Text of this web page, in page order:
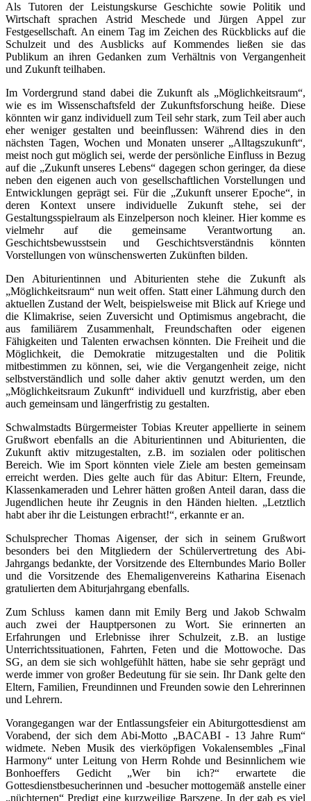
Als Tutoren der Leistungskurse Geschichte sowie Politik und
Wirtschaft sprachen Astrid Meschede und Jürgen Appel zur
Festgesellschaft. An einem Tag im Zeichen des Rückblicks auf die
Schulzeit und des Ausblicks auf Kommendes ließen sie das
Publikum an ihren Gedanken zum Verhältnis von Vergangenheit
und Zukunft teilhaben.
Im Vordergrund stand dabei die Zukunft als „Möglichkeitsraum“,
wie es im Wissenschaftsfeld der Zukunftsforschung heiße. Diese
könnten wir ganz individuell zum Teil sehr stark, zum Teil aber auch
eher weniger gestalten und beeinflussen: Während dies in den
nächsten Tagen, Wochen und Monaten unserer „Alltagszukunft“,
meist noch gut möglich sei, werde der persönliche Einfluss in Bezug
auf die „Zukunft unseres Lebens“ dagegen schon geringer, da diese
neben den eigenen auch von gesellschaftlichen Vorstellungen und
Entwicklungen geprägt sei. Für die „Zukunft unserer Epoche“, in
deren Kontext unsere individuelle Zukunft stehe, sei der
Gestaltungsspielraum als Einzelperson noch kleiner. Hier komme es
vielmehr auf die gemeinsame Verantwortung an.
Geschichtsbewusstsein und Geschichtsverständnis könnten
Vorstellungen von wünschenswerten Zukünften bilden.
Den Abiturientinnen und Abiturienten stehe die Zukunft als
„Möglichkeitsraum“ nun weit offen. Statt einer Lähmung durch den
aktuellen Zustand der Welt, beispielsweise mit Blick auf Kriege und
die Klimakrise, seien Zuversicht und Optimismus angebracht, die
aus familiärem Zusammenhalt, Freundschaften oder eigenen
Fähigkeiten und Talenten erwachsen könnten. Die Freiheit und die
Möglichkeit, die Demokratie mitzugestalten und die Politik
mitbestimmen zu können, sei, wie die Vergangenheit zeige, nicht
selbstverständlich und solle daher aktiv genutzt werden, um den
„Möglichkeitsraum Zukunft“ individuell und kurzfristig, aber eben
auch gemeinsam und längerfristig zu gestalten.
Schwalmstadts Bürgermeister Tobias Kreuter appellierte in seinem
Grußwort ebenfalls an die Abiturientinnen und Abiturienten, die
Zukunft aktiv mitzugestalten, z.B. im sozialen oder politischen
Bereich. Wie im Sport könnten viele Ziele am besten gemeinsam
erreicht werden. Dies gelte auch für das Abitur: Eltern, Freunde,
Klassenkameraden und Lehrer hätten großen Anteil daran, dass die
Jugendlichen heute ihr Zeugnis in den Händen hielten. „Letztlich
habt aber ihr die Leistungen erbracht!“, erkannte er an.
Schulsprecher Thomas Aigenser, der sich in seinem Grußwort
besonders bei den Mitgliedern der Schülervertretung des Abi-
Jahrgangs bedankte, der Vorsitzende des Elternbundes Mario Boller
und die Vorsitzende des Ehemaligenvereins Katharina Eisenach
gratulierten dem Abiturjahrgang ebenfalls.
Zum Schluss kamen dann mit Emily Berg und Jakob Schwalm
auch zwei der Hauptpersonen zu Wort. Sie erinnerten an
Erfahrungen und Erlebnisse ihrer Schulzeit, z.B. an lustige
Unterrichtssituationen, Fahrten, Feten und die Mottowoche. Das
SG, an dem sie sich wohlgefühlt hätten, habe sie sehr geprägt und
werde immer von großer Bedeutung für sie sein. Ihr Dank gelte den
Eltern, Familien, Freundinnen und Freunden sowie den Lehrerinnen
und Lehrern.
Vorangegangen war der Entlassungsfeier ein Abiturgottesdienst am
Vorabend, der sich dem Abi-Motto „BACABI - 13 Jahre Rum“
widmete. Neben Musik des vierköpfigen Vokalensembles „Final
Harmony“ unter Leitung von Herrn Rohde und Besinnlichem wie
Bonhoeffers Gedicht „Wer bin ich?“ erwartete die
Gottesdienstbesucherinnen und -besucher mottogemäß anstelle einer
„nüchternen“ Predigt eine kurzweilige Barszene. In der gab es viel